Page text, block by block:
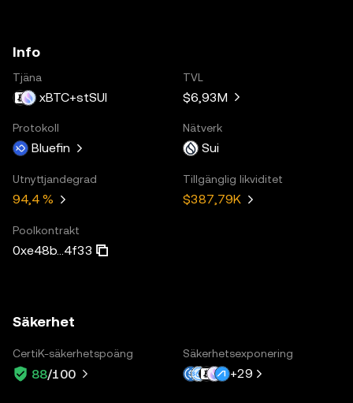
Info
Tjäna
xBTC+stSUI
TVL
$6,93M
Protokoll
Bluefin
Nätverk
Sui
Utnyttjandegrad
94,4 %
Tillgänglig likviditet
$387,79K
Poolkontrakt
0xe48b...4f33
Säkerhet
CertiK-säkerhetspoäng
88/100
Säkerhetsexponering
+29